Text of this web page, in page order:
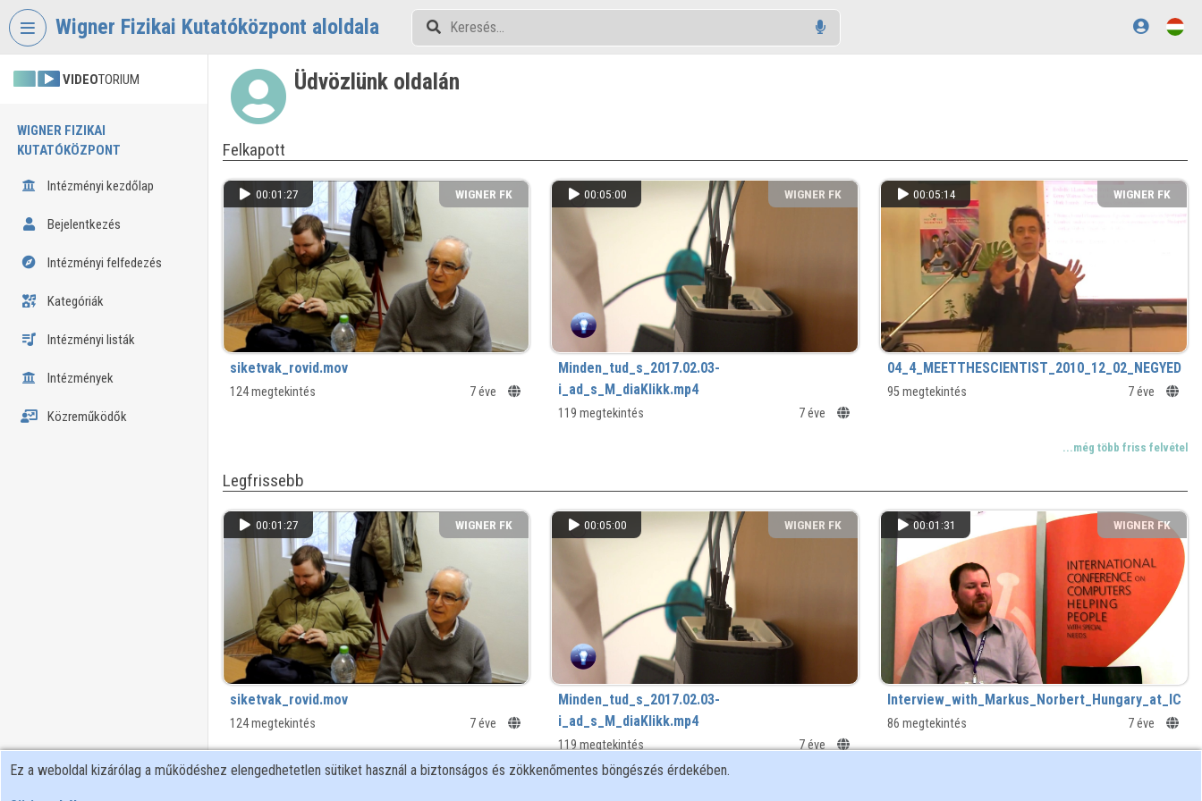
Fejléc kihagyása
Wigner Fizikai Kutatóközpont aloldala
VIDEOTORIUM
WIGNER FIZIKAI
KUTATÓKÖZPONT
Intézményi kezdőlap
Bejelentkezés
Intézményi felfedezés
Kategóriák
Intézményi listák
Intézmények
Közreműködők
Üdvözlünk oldalán
Felkapott
00:01:27 WIGNER FK
siketvak_rovid.mov
124 megtekintés 7 éve
00:05:00 WIGNER FK
Minden_tud_s_2017.02.03-
i_ad_s_M_diaKlikk.mp4
119 megtekintés 7 éve
00:05:14 WIGNER FK
95 megtekintés 7 éve
...még több friss felvétel
Legfrissebb
00:01:27 WIGNER FK
siketvak_rovid.mov
124 megtekintés 7 éve
00:05:00 WIGNER FK
Minden_tud_s_2017.02.03-
i_ad_s_M_diaKlikk.mp4
119 megtekintés 7 éve
00:01:31 WIGNER FK
86 megtekintés 7 éve
Ez a weboldal kizárólag a működéshez elengedhetetlen sütiket használ a biztonságos és zökkenőmentes böngészés érdekében.